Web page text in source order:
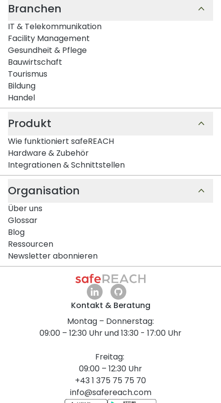
Branchen
IT & Telekommunikation
Facility Management
Gesundheit & Pflege
Bauwirtschaft
Tourismus
Bildung
Handel
Produkt
Wie funktioniert safeREACH
Hardware & Zubehör
Integrationen & Schnittstellen
Organisation
Über uns
Glossar
Blog
Ressourcen
Newsletter abonnieren
Kontakt & Beratung
Montag – Donnerstag:
09:00 – 12:30 Uhr und 13:30 - 17:00 Uhr
Freitag:
09:00 – 12:30 Uhr
+43 1 375 75 75 70
info@safereach.com